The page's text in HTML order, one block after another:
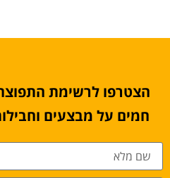
הצטרפו לרשימת
חמים על מבצעים